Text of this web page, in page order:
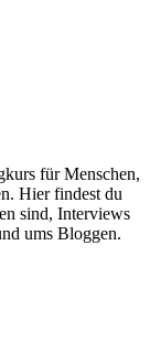
für Menschen,
Hier findest du
sind, Interviews
ums Bloggen.